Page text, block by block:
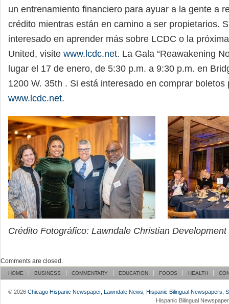
un entrenamiento financiero para ayuar a la gente a
crédito mientras están en camino a ser propietarios.
interesado en aprender más sobre LCDC o la
United, visite www.lcdc.net. La Gala “Reawakening
lugar el 17 de enero, de 5:30 p.m. a 9:30 p.m. en
1200 W. 35th . Si está interesado en comprar boletos
www.lcdc.net.
Crédito Fotográfico: Lawndale Christian
Comments are closed.
HOME BUSINESS COMMENTARY EDUCATION FOODS HEALTH
© 2026 Chicago Hispanic Newspaper, Lawndale News, Hispanic Bilingual Newspapers,
Hispanic Bilingual